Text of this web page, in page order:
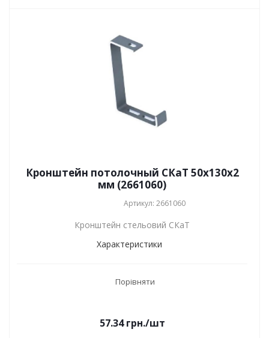
Кронштейн потолочный СКаТ 50х130х2
мм (2661060)
Артикул: 2661060
Кронштейн стельовий СКаТ
Характеристики
Порівняти
57.34грн./шт